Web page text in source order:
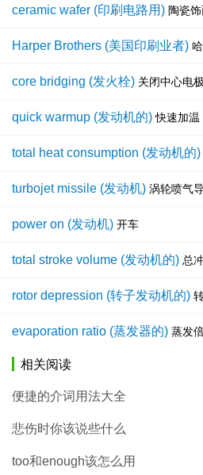
ceramic wafer (印刷电路用) 陶瓷
Harper Brothers (美国印刷业者)
core bridging (发火栓) 关闭中心电极
quick warmup (发动机的) 快速加温
total heat consumption (发动机的)
turbojet missile (发动机) 涡轮喷气
power on (发动机) 开车
total stroke volume (发动机的) 总
rotor depression (转子发动机的)
evaporation ratio (蒸发器的) 蒸发
相关阅读
便捷的介词用法大全
悲伤时你该说些什么
too和enough该怎么用